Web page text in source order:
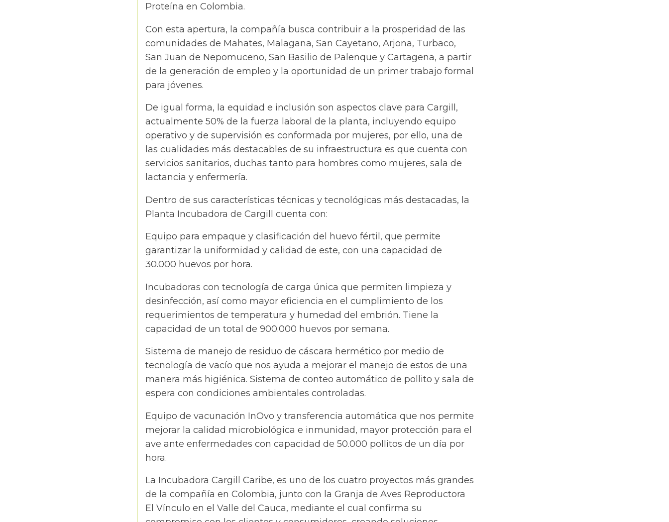
Proteína en Colombia.
Con esta apertura, la compañía busca contribuir a la prosperidad de las
comunidades de Mahates, Malagana, San Cayetano, Arjona, Turbaco,
San Juan de Nepomuceno, San Basilio de Palenque y Cartagena, a partir
de la generación de empleo y la oportunidad de un primer trabajo formal
para jóvenes.
De igual forma, la equidad e inclusión son aspectos clave para Cargill,
actualmente 50% de la fuerza laboral de la planta, incluyendo equipo
operativo y de supervisión es conformada por mujeres, por ello, una de
las cualidades más destacables de su infraestructura es que cuenta con
servicios sanitarios, duchas tanto para hombres como mujeres, sala de
lactancia y enfermería.
Dentro de sus características técnicas y tecnológicas más destacadas, la
Planta Incubadora de Cargill cuenta con:
Equipo para empaque y clasificación del huevo fértil, que permite
garantizar la uniformidad y calidad de este, con una capacidad de
30.000 huevos por hora.
Incubadoras con tecnología de carga única que permiten limpieza y
desinfección, así como mayor eficiencia en el cumplimiento de los
requerimientos de temperatura y humedad del embrión. Tiene la
capacidad de un total de 900.000 huevos por semana.
Sistema de manejo de residuo de cáscara hermético por medio de
tecnología de vacío que nos ayuda a mejorar el manejo de estos de una
manera más higiénica. Sistema de conteo automático de pollito y sala de
espera con condiciones ambientales controladas.
Equipo de vacunación InOvo y transferencia automática que nos permite
mejorar la calidad microbiológica e inmunidad, mayor protección para el
ave ante enfermedades con capacidad de 50.000 pollitos de un día por
hora.
La Incubadora Cargill Caribe, es uno de los cuatro proyectos más grandes
de la compañía en Colombia, junto con la Granja de Aves Reproductora
El Vínculo en el Valle del Cauca, mediante el cual confirma su